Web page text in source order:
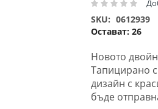
Рейтинг:
Остават:26
SKU 0612939
Новото
Тапицирано
дизайн с
бъде